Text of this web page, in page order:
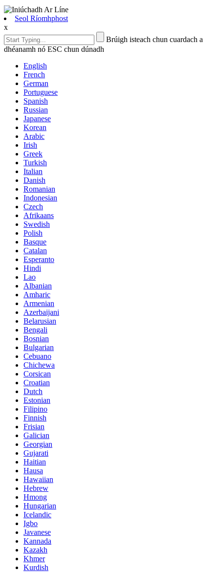
Seol Ríomhphost
x
Brúigh isteach chun cuardach a
dhéanamh nó ESC chun dúnadh
English
French
German
Portuguese
Spanish
Russian
Japanese
Korean
Arabic
Irish
Greek
Turkish
Italian
Danish
Romanian
Indonesian
Czech
Afrikaans
Swedish
Polish
Basque
Catalan
Esperanto
Hindi
Lao
Albanian
Amharic
Armenian
Azerbaijani
Belarusian
Bengali
Bosnian
Bulgarian
Cebuano
Chichewa
Corsican
Croatian
Dutch
Estonian
Filipino
Finnish
Frisian
Galician
Georgian
Gujarati
Haitian
Hausa
Hawaiian
Hebrew
Hmong
Hungarian
Icelandic
Igbo
Javanese
Kannada
Kazakh
Khmer
Kurdish